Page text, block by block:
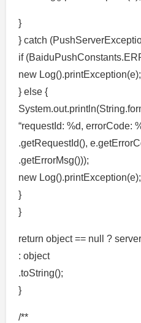
}
} catch
if
new Log().printException(e);
} else {
“requestId: %d, errorCode:
.getRequestId(),
.getErrorMsg()));
new Log().printException(e);
}
}
return object == null ?
: object
.toString();
}
/**